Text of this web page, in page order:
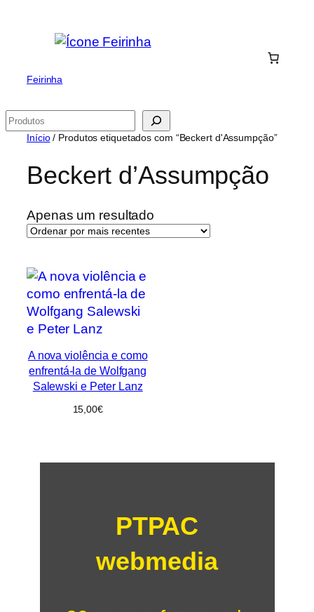
Feirinha
Pesquisar
Início/ Produtos etiquetados com “Beckert d'Assumpção”
Beckert d’Assumpção
Apenas um resultado
A nova violência e como
enfrentá-la de Wolfgang
Salewski e Peter Lanz
15,00€
PTPAC
webmedia